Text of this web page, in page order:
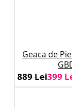
Geaca de
399
889 Lei